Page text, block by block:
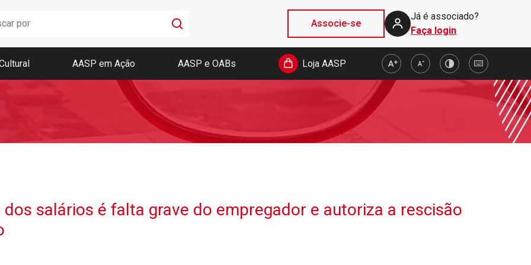
Associe-se
Já é associado?
Faça login
Boletim AASP
Coleção de Códigos de Bolso
Revista da AASP
AASP em Ação AASP e OABs Loja AASP
salários é falta grave do empregador e autoriza a rescisão